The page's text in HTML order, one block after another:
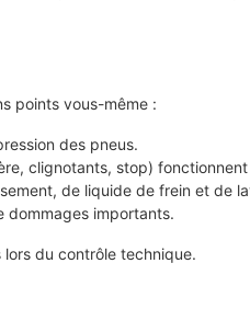
points vous-même :
des pneus.
clignotants, stop)
de liquide de frein et de
dommages importants.
du contrôle technique.